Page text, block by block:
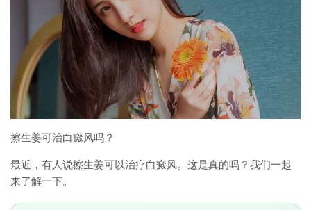
擦生姜可治白癜风吗？
最近，有人说擦生姜可以治疗白癜风。这是真的吗？我们一起
来了解一下。